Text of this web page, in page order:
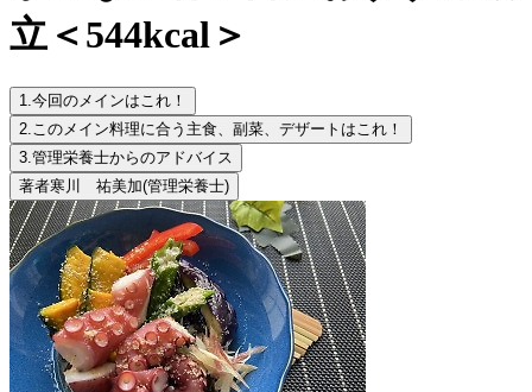
立＜544kcal＞
1.今回のメインはこれ！
2.このメイン料理に合う主食、副菜、デザートはこれ！
3.管理栄養士からのアドバイス
著者寒川 祐美加(管理栄養士)